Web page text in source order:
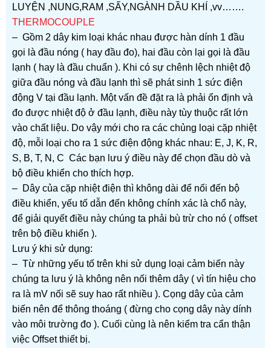
LUYỆN ,NUNG,RAM ,SẤY,NGÀNH DẦU KHÍ ,vv…….
THERMOCOUPLE
– Gồm 2 dây kim loại khác nhau được hàn dính 1 đầu
gọi là đầu nóng ( hay đầu đo), hai đầu còn lại gọi là đầu
lạnh ( hay là đầu chuẩn ). Khi có sự chênh lệch nhiệt độ
giữa đầu nóng và đầu lạnh thì sẽ phát sinh 1 sức điện
động V tại đầu lạnh. Một vấn đề đặt ra là phải ổn định và
đo được nhiệt độ ở đầu lạnh, điều này tùy thuộc rất lớn
vào chất liệu. Do vậy mới cho ra các chủng loại cặp nhiệt
độ, mỗi loại cho ra 1 sức điện động khác nhau: E, J, K, R,
S, B, T, N, C Các bạn lưu ý điều này để chọn đầu dò và
bộ điều khiển cho thích hợp.
– Dây của cặp nhiệt điện thì không dài để nối đến bộ
điều khiển, yếu tố dẫn đến không chính xác là chổ này,
để giải quyết điều này chúng ta phải bù trừ cho nó ( offset
trên bộ điều khiển ).
Lưu ý khi sử dụng:
– Từ những yếu tố trên khi sử dụng loại cảm biến này
chúng ta lưu ý là không nên nối thêm dây ( vì tín hiệu cho
ra là mV nối sẽ suy hao rất nhiều ). Cọng dây của cảm
biến nên để thông thoáng ( đừng cho cọng dây này dính
vào môi trường đo ). Cuối cùng là nên kiểm tra cẩn thận
việc Offset thiết bị.